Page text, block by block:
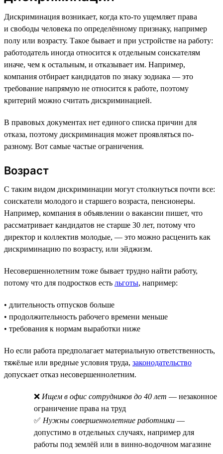
Дискриминация возникает, когда кто-то ущемляет права
и свободы человека по определённому признаку, например
полу или возрасту. Такое бывает и при устройстве на работу:
работодатель иногда относится к отдельным соискателям
иначе, чем к остальным, и отказывает им. Например,
компания отбирает кандидатов по знаку зодиака — это
требование напрямую не относится к работе, поэтому
критерий можно считать дискриминацией.
В правовых документах нет единого списка причин для
отказа, поэтому дискриминация может проявляться по-
разному. Вот самые частые ограничения.
Возраст
С таким видом дискриминации могут столкнуться почти все:
соискатели молодого и старшего возраста, пенсионеры.
Например, компания в объявлении о вакансии пишет, что
рассматривает кандидатов не старше 30 лет, потому что
директор и коллектив молодые, — это можно расценить как
дискриминацию по возрасту, или эйджизм.
Несовершеннолетним тоже бывает трудно найти работу,
потому что для подростков есть льготы, например:
• длительность отпусков больше
• продолжительность рабочего времени меньше
• требования к нормам выработки ниже
Но если работа предполагает материальную ответственность,
тяжёлые или вредные условия труда, законодательство
допускает отказ несовершеннолетним.
❌ Ищем в офис сотрудников до 40 лет — незаконное
ограничение права на труд
✅ Нужны совершеннолетние работники —
допустимо в отдельных случаях, например для
работы под землёй или в винно-водочном магазине